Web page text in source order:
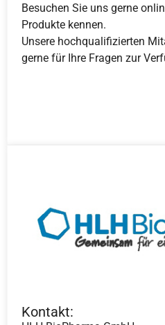
Besuchen Sie uns gerne
Produkte kennen.
Unsere hochqualifizierten
gerne für Ihre Fragen zur
Kontakt: